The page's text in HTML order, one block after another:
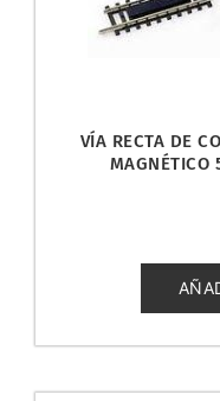
VÍA RECTA DE